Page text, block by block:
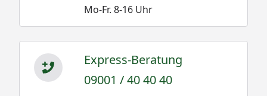
Mo-Fr. 8-16 Uhr
Express-Beratung
09001 / 40 40 40